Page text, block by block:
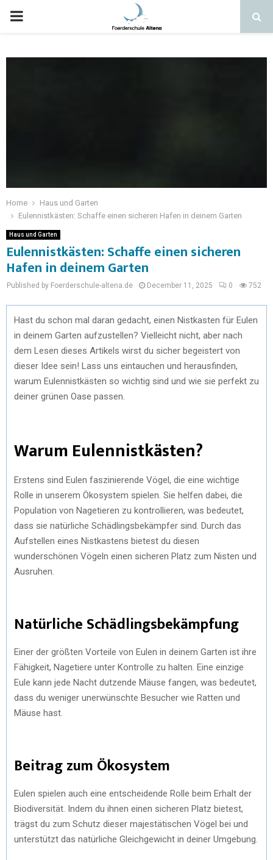
Home
Haus und Garten
Eulennistkästen: Schaffe einen sicheren Hafen in deinem Garten
Haus und Garten
Eulennistkästen: Schaffe einen sicheren
Hafen in deinem Garten
Published by Foerderschule-altena.de December 11, 2025 0 752
Hast du schon mal daran gedacht, einen Nistkasten für Eulen
in deinem Garten aufzustellen? Vielleicht nicht, aber nach
dem Lesen dieses Artikels wirst du sicher begeistert von
dieser Idee sein! Lass uns eintauchen und herausfinden,
warum Eulennistkästen so wichtig sind und wie sie perfekt zu
deiner grünen Oase passen.
Warum Eulennistkästen?
Erstens sind Eulen faszinierende Vögel, die eine wichtige
Rolle in unserem Ökosystem spielen. Sie helfen dabei, die
Population von Nagetieren zu kontrollieren, was bedeutet,
dass sie natürliche Schädlingsbekämpfer sind. Durch das
Aufstellen eines Nistkastens bietest du diesen
wunderschönen Vögeln einen sicheren Platz zum Nisten und
Ausruhen.
Natürliche Schädlingsbekämpfung
Einer der größten Vorteile von Eulen in deinem Garten ist ihre
Fähigkeit, Nagetiere unter Kontrolle zu halten. Eine einzige
Eule kann jede Nacht dutzende Mäuse fangen, was bedeutet,
dass du weniger unerwünschte Besucher wie Ratten und
Mäuse hast.
Beitrag zum Ökosystem
Eulen spielen auch eine entscheidende Rolle beim Erhalt der
Biodiversität. Indem du ihnen einen sicheren Platz bietest,
trägst du zum Schutz dieser majestätischen Vögel bei und
unterstützt das natürliche Gleichgewicht in deiner Umgebung.